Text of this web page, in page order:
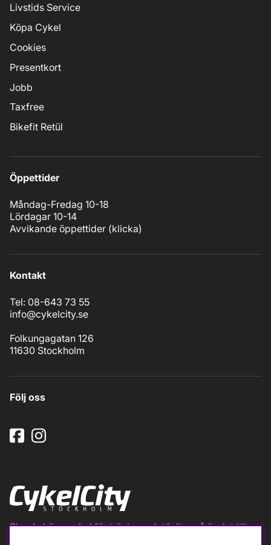
Livstids Service
Köpa Cykel
Cookies
Presentkort
Jobb
Taxfree
Bikefit Retül
Öppettider
Måndag-Fredag 10-18
Lördagar 10-14
Avvikande öppettider (klicka)
Kontakt
Tel: 08-643 73 55
info@cykelcity.se
Folkungagatan 126
11630 Stockholm
Följ oss
Ska du köpa cykel för träning och tävling så är det till